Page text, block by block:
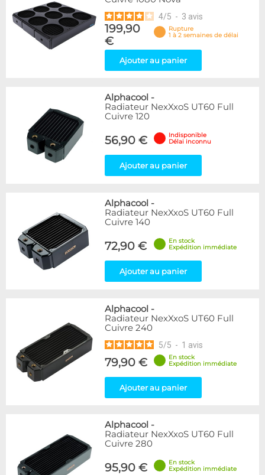
4/5 - 3 avis
199,90
€
Rupture
1 à 2 semaines de délai
Ajouter au panier
Alphacool -
Radiateur NexXxoS UT60 Full
Cuivre 120
56,90 €
Indisponible
Délai inconnu
Ajouter au panier
Alphacool -
Radiateur NexXxoS UT60 Full
Cuivre 140
72,90 €
En stock
Expédition immédiate
Ajouter au panier
Alphacool -
Radiateur NexXxoS UT60 Full
Cuivre 240
5/5 - 1 avis
79,90 €
En stock
Expédition immédiate
Ajouter au panier
Alphacool -
Radiateur NexXxoS UT60 Full
Cuivre 280
95,90 €
En stock
Expédition immédiate